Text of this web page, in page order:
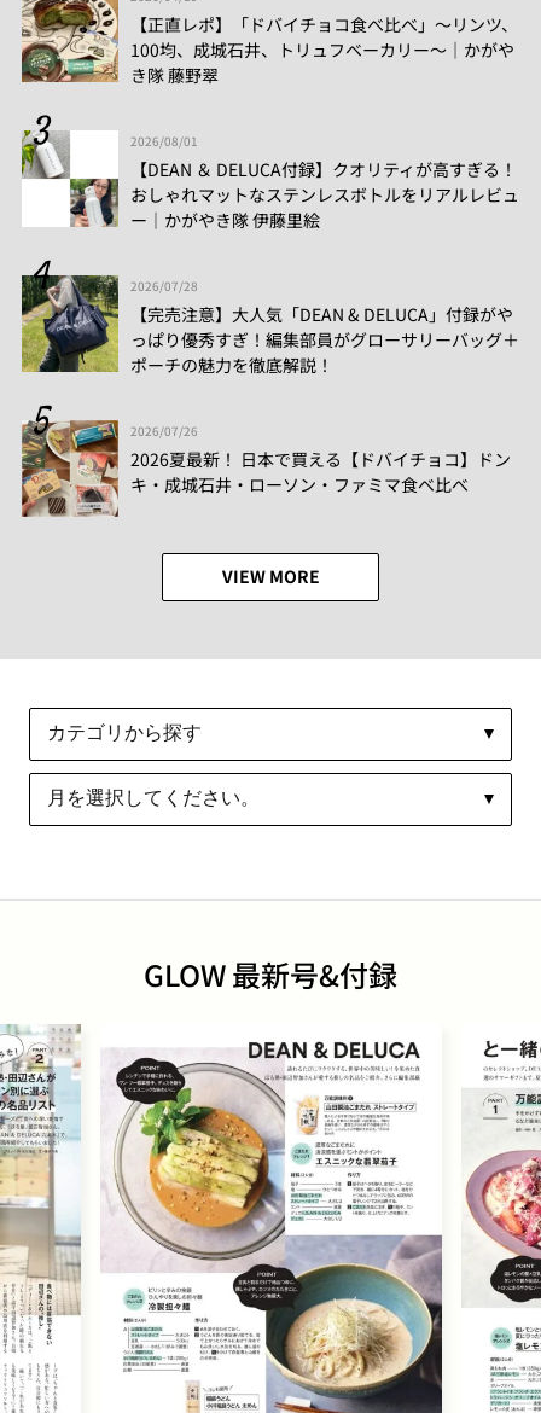
【正直レポ】「ドバイチョコ食べ比べ」～リンツ、
100均、成城石井、トリュフベーカリー～｜かがや
き隊 藤野翠
2026/08/01
【DEAN ＆ DELUCA付録】クオリティが高すぎる！
おしゃれマットなステンレスボトルをリアルレビュ
ー│かがやき隊 伊藤里絵
2026/07/28
【完売注意】大人気「DEAN & DELUCA」付録がや
っぱり優秀すぎ！編集部員がグローサリーバッグ＋
ポーチの魅力を徹底解説！
2026/07/26
2026夏最新！ 日本で買える【ドバイチョコ】ドン
キ・成城石井・ローソン・ファミマ食べ比べ
VIEW MORE
GLOW 最新号&付録